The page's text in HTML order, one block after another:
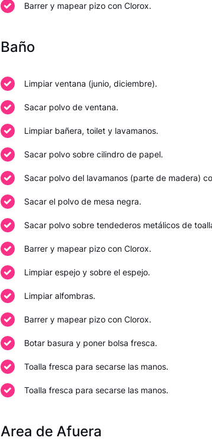
Barrer y mapear pizo con Clorox.
Baño
Limpiar ventana (junio, diciembre).
Sacar polvo de ventana.
Limpiar bañera, toilet y lavamanos.
Sacar polvo sobre cilindro de papel.
Sacar polvo del lavamanos (parte de madera)
Sacar el polvo de mesa negra.
Sacar polvo sobre tendederos metálicos de
Barrer y mapear pizo con Clorox.
Limpiar espejo y sobre el espejo.
Limpiar alfombras.
Barrer y mapear pizo con Clorox.
Botar basura y poner bolsa fresca.
Toalla fresca para secarse las manos.
Toalla fresca para secarse las manos.
Area de Afuera